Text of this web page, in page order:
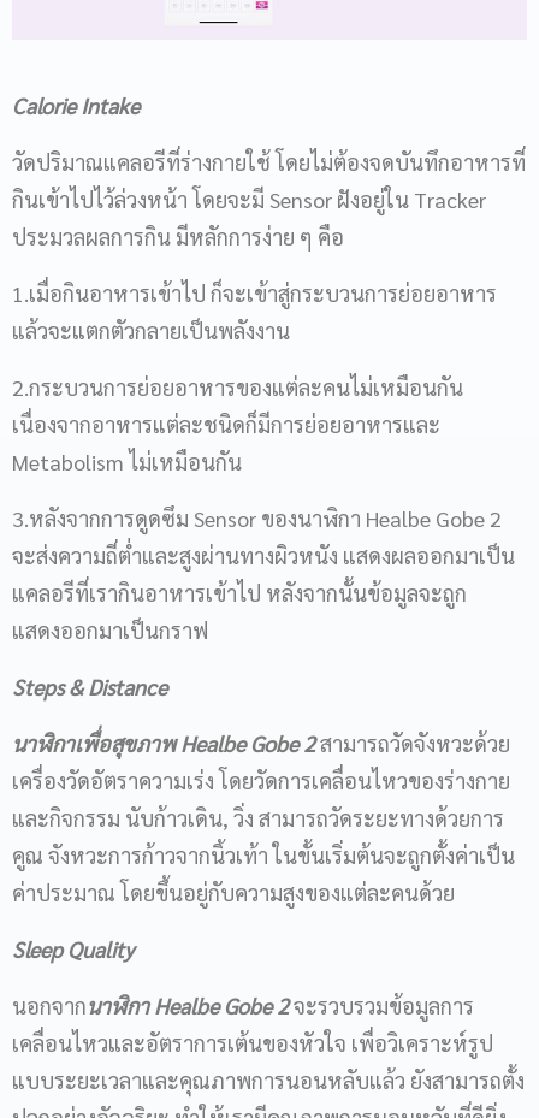
Calorie Intake
วัดปริมาณแคลอรีที่ร่างกายใช้ โดยไม่ต้องจดบันทึกอาหารที่
กินเข้าไปไว้ล่วงหน้า โดยจะมี Sensor ฝังอยู่ใน Tracker
ประมวลผลการกิน มีหลักการง่าย ๆ คือ
1.เมื่อกินอาหารเข้าไป ก็จะเข้าสู่กระบวนการย่อยอาหาร
แล้วจะแตกตัวกลายเป็นพลังงาน
2.กระบวนการย่อยอาหารของแต่ละคนไม่เหมือนกัน
เนื่องจากอาหารแต่ละชนิดก็มีการย่อยอาหารและ
Metabolism ไม่เหมือนกัน
3.หลังจากการดูดซึม Sensor ของนาฬิกา Healbe Gobe 2
จะส่งความถี่ต่ำและสูงผ่านทางผิวหนัง แสดงผลออกมาเป็น
แคลอรีที่เรากินอาหารเข้าไป หลังจากนั้นข้อมูลจะถูก
แสดงออกมาเป็นกราฟ
Steps & Distance
นาฬิกาเพื่อสุขภาพHealbe Gobe 2สามารถวัดจังหวะด้วย
เครื่องวัดอัตราความเร่ง โดยวัดการเคลื่อนไหวของร่างกาย
และกิจกรรม นับก้าวเดิน, วิ่ง สามารถวัดระยะทางด้วยการ
คูณ จังหวะการก้าวจากนิ้วเท้า ในขั้นเริ่มต้นจะถูกตั้งค่าเป็น
ค่าประมาณ โดยขึ้นอยู่กับความสูงของแต่ละคนด้วย
Sleep Quality
นอกจากนาฬิกาHealbe Gobe 2จะรวบรวมข้อมูลการ
เคลื่อนไหวและอัตราการเต้นของหัวใจ เพื่อวิเคราะห์รูป
แบบระยะเวลาและคุณภาพการนอนหลับแล้ว ยังสามารถตั้ง